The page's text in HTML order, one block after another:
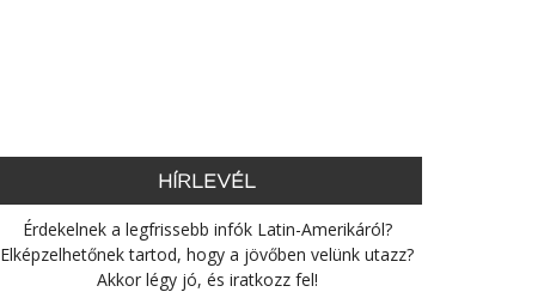
HÍRLEVÉL
Érdekelnek a legfrissebb infók Latin-Amerikáról?
Elképzelhetőnek tartod, hogy a jövőben velünk utazz?
Akkor légy jó, és iratkozz fel!